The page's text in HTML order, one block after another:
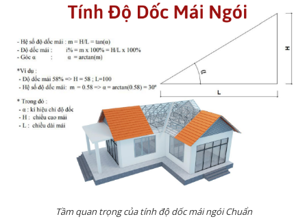
Tầm quan trọng của tính độ dốc mái ngói Chuẩn